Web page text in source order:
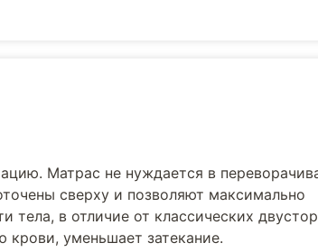
Матрас не нуждается в
сверху и позволяют максимально
тела, в отличие от классических
уменьшает затекание.